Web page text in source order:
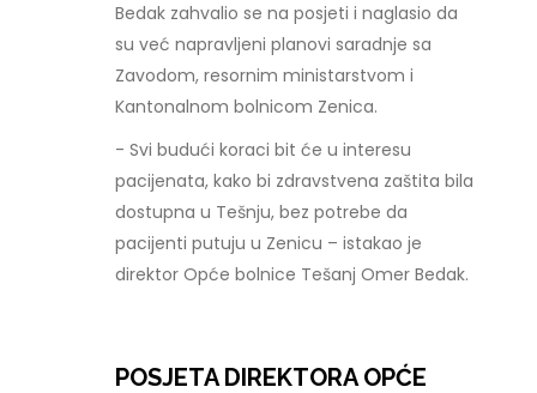
Bedak zahvalio se na posjeti i naglasio da
su već napravljeni planovi saradnje sa
Zavodom, resornim ministarstvom i
Kantonalnom bolnicom Zenica.
- Svi budući koraci bit će u interesu
pacijenata, kako bi zdravstvena zaštita bila
dostupna u Tešnju, bez potrebe da
pacijenti putuju u Zenicu – istakao je
direktor Opće bolnice Tešanj Omer Bedak.
POSJETA DIREKTORA OPĆE